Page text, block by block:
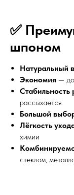
✅
шпоном
Натуральный
Экономия —
Стабильность
рассыхается
Большой
Лёгкость
химии
стеклом,